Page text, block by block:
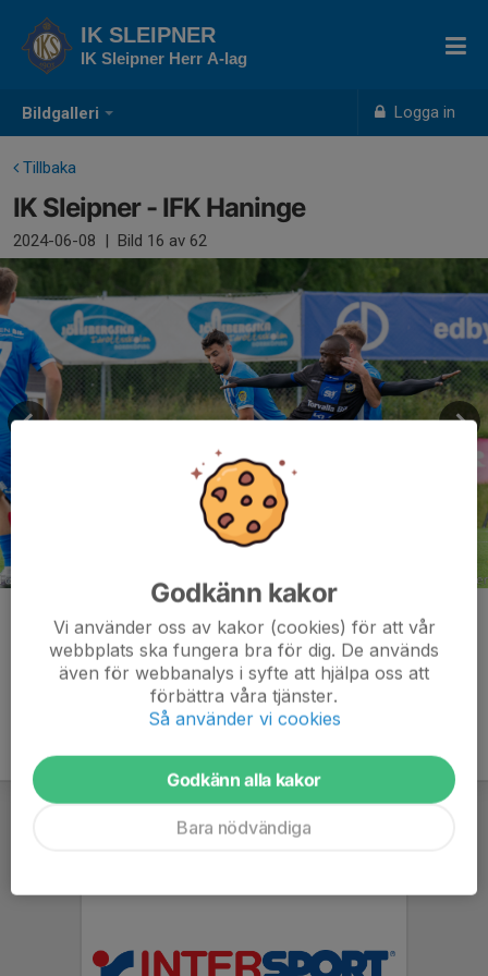
Bildgalleri Logga in
IK SLEIPNER
IK Sleipner Herr A-lag
Tillbaka
IK Sleipner - IFK Haninge
2024-06-08 | Bild 16 av 62
Kommentarer
Godkänn kakor
Vi använder oss av kakor (cookies) för att vår
webbplats ska fungera bra för dig. De används
även för webbanalys i syfte att hjälpa oss att
förbättra våra tjänster.
Så använder vi cookies
Godkänn alla kakor
Bara nödvändiga